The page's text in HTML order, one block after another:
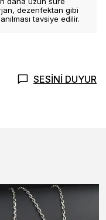
dezenfektan gibi
tavsiye edilir.
SESİNİ DUYUR